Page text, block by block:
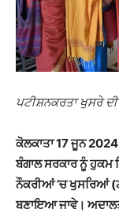
ਪਟੀਸ਼ਨਕਰਤਾ ਖੁਸਰੇ
ਕੋਲਕਾਤਾ 17 ਜੂਨ
ਬੰਗਾਲ ਸਰਕਾਰ ਨੂੰ ਹੁਕਮ
ਨੌਕਰੀਆਂ ’ਚ ਖੁਸਰਿਆਂ
ਬਣਾਇਆ ਜਾਵੇ।